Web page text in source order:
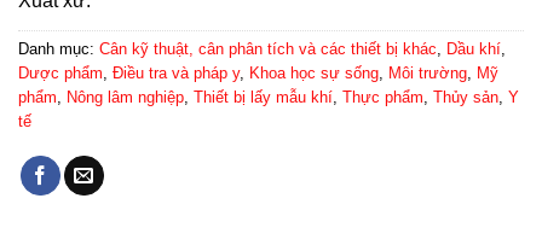
Danh mục: Cân kỹ thuật, cân phân tích và các thiết bị khác, Dầu khí,
Dược phẩm, Điều tra và pháp y, Khoa học sự sống, Môi trường, Mỹ
phẩm, Nông lâm nghiệp, Thiết bị lấy mẫu khí, Thực phẩm, Thủy sản, Y
tế